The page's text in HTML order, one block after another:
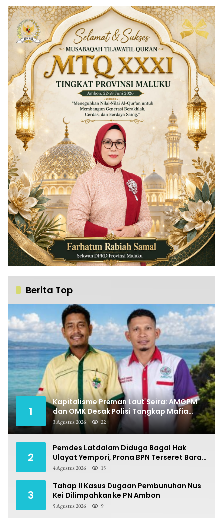
Berita Top
1
Kapitalisme Preman Laut Seira: AMGPM
dan OMK Desak Polisi Tangkap Mafia
Pungli
3 Agustus 2026 22
2
Pemdes Latdalam Diduga Bagal Hak
Ulayat Yempori, Prona BPN Terseret Bara
Sengketa
4 Agustus 2026 15
3
Tahap II Kasus Dugaan Pembunuhan Nus
Kei Dilimpahkan ke PN Ambon
5 Agustus 2026 9